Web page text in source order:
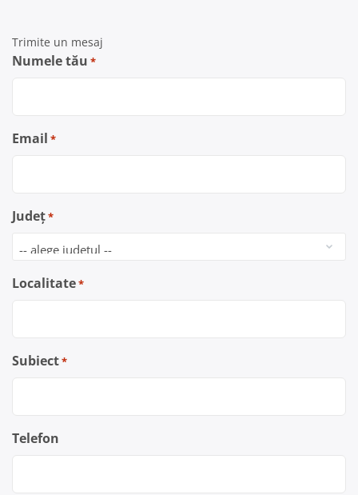
Trimite un mesaj
Numele tău *
Email *
Județ*
Localitate*
Subiect*
Telefon